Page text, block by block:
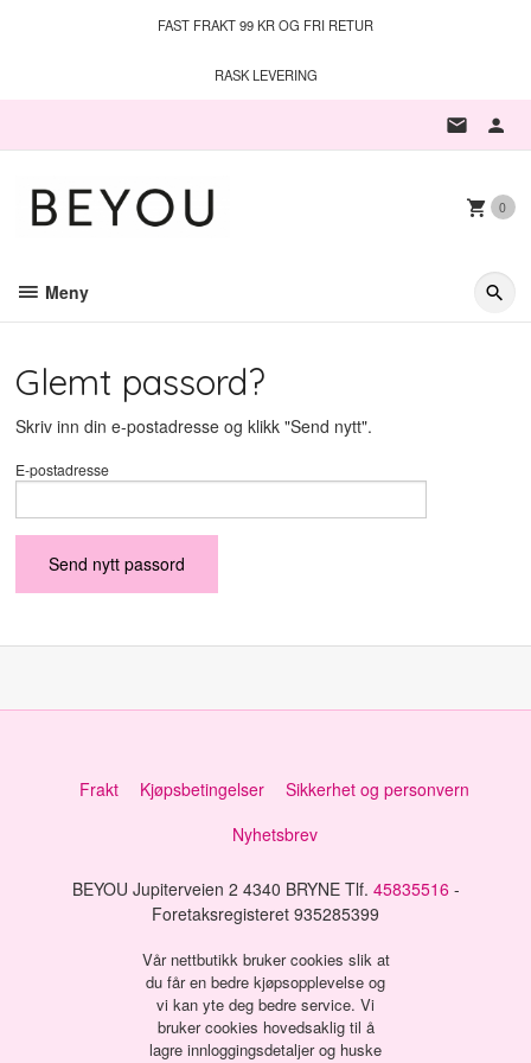
FAST FRAKT 99 KR OG FRI RETUR
RASK LEVERING
0
Meny
Glemt passord?
Skriv inn din e-postadresse og klikk "Send nytt".
E-postadresse
Frakt Kjøpsbetingelser
Sikkerhet og personvern
Nyhetsbrev
BEYOU Jupiterveien 2 4340 BRYNE Tlf. 45835516 -
Foretaksregisteret 935285399
Vår nettbutikk bruker cookies slik at
du får en bedre kjøpsopplevelse og
vi kan yte deg bedre service. Vi
bruker cookies hovedsaklig til å
lagre innloggingsdetaljer og huske